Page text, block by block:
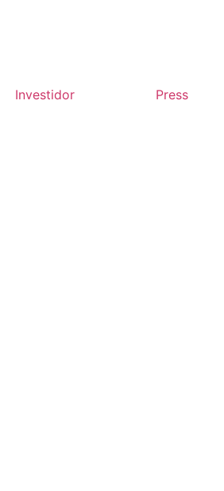
Investidor Press